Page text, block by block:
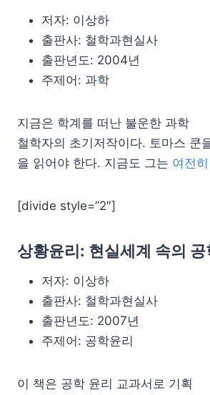
저자: 이상하
출판사: 철학과현실사
출판년도: 2004년
주제어: 과학
지금은 학계를 떠난 불운한 과학
철학자의 초기저작이다. 토마스 쿤
을 읽어야 한다. 지금도 그는 여전
[divide style=”2″]
상황윤리: 현실세계 속의 공
저자: 이상하
출판사: 철학과현실사
출판년도: 2007년
주제어: 공학윤리
이 책은 공학 윤리 교과서로 기획